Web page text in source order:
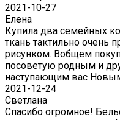
2021-10-27
Елена
Купила два семейных
ткань тактильно очень
рисунком. Вобщем
посоветую родным и
наступающим вас
2021-12-24
Светлана
Спасибо огромное!